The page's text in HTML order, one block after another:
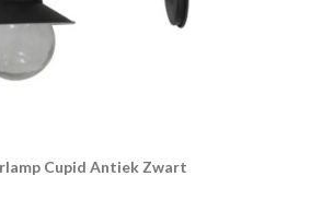
Cupid Antiek Zwart